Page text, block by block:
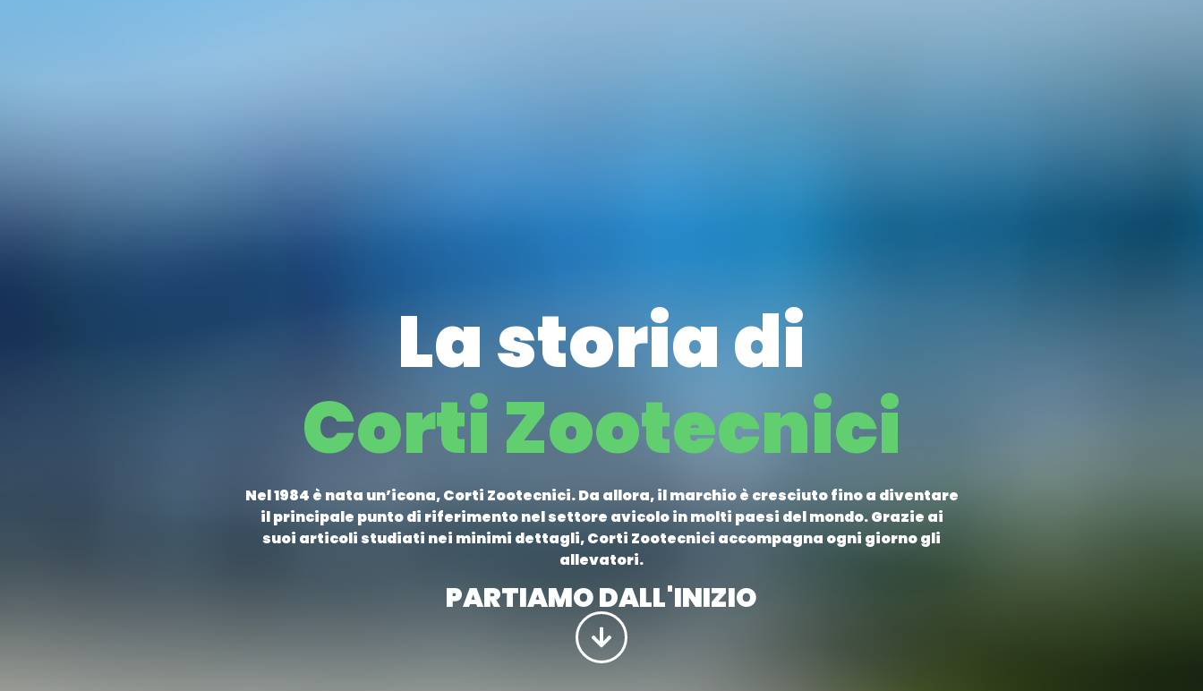
La storia di
Corti Zootecnici
Nel 1984 è nata un’icona, Corti Zootecnici. Da allora, il marchio è cresciuto fino a diventare
il principale punto di riferimento nel settore avicolo in molti paesi del mondo. Grazie ai
suoi articoli studiati nei minimi dettagli, Corti Zootecnici accompagna ogni giorno gli
allevatori.
PARTIAMO DALL'INIZIO